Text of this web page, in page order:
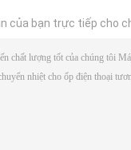
của bạn trực tiếp cho